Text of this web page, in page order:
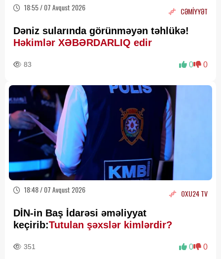
18:55 / 07 Avqust 2026 CƏMİYYƏT
Dəniz sularında görünməyən təhlükə!
Həkimlər XƏBƏRDARLIQ edir
83 0 0
18:48 / 07 Avqust 2026 OXU24 TV
DİN-in Baş İdarəsi əməliyyat
keçirib:Tutulan şəxslər kimlərdir?
351 0 0